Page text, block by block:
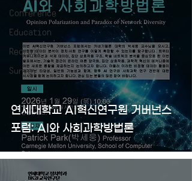
Conference
Education
Recruit
Survey
연세대학교 AI혁신연구원 거버넌스
포럼: AI와 사회과학방법론